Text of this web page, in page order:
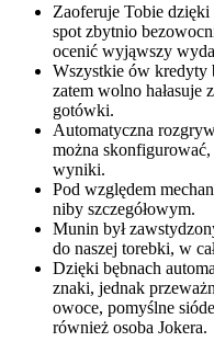
Zaoferuje Tobie dzięki
spot zbytnio
ocenić wyjąwszy
Wszystkie ów kredyty
zatem wolno
gotówki.
Automatyczna
można
wyniki.
Pod względem
niby szczegółowym.
Munin był
do naszej torebki, w
Dzięki bębnach
znaki, jednak
owoce, pomyślne
również osoba Jokera.